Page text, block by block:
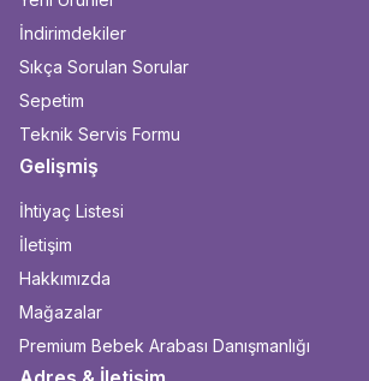
İndirimdekiler
Sıkça Sorulan Sorular
Sepetim
Teknik Servis Formu
Gelişmiş
İhtiyaç Listesi
İletişim
Hakkımızda
Mağazalar
Premium Bebek Arabası Danışmanlığı